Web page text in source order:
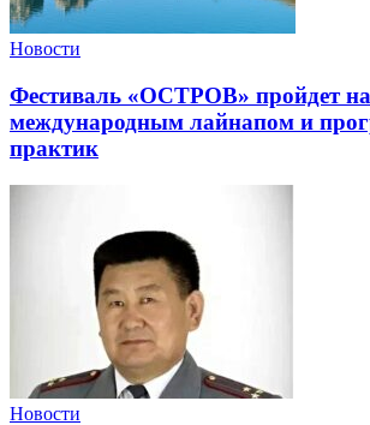
Новости
Фестиваль «ОСТРОВ» пройдет
международным лайнапом и
практик
Новости